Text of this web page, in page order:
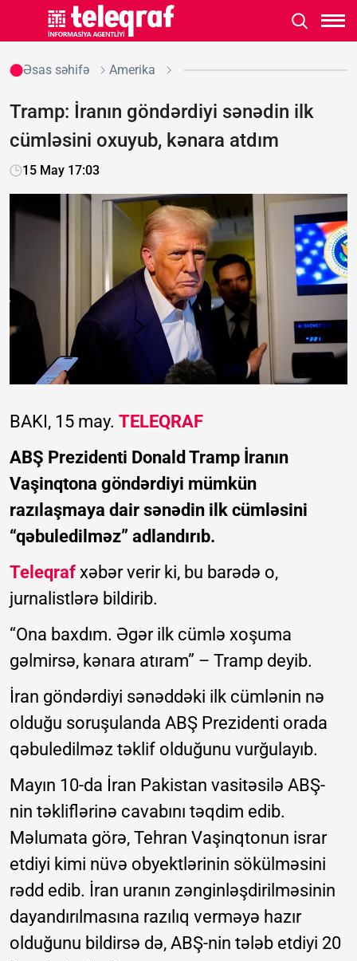
Əsas səhifə Amerika
Tramp: İranın göndərdiyi sənədin ilk
cümləsini oxuyub, kənara atdım
15 May 17:03
BAKI, 15 may. TELEQRAF
ABŞ Prezidenti Donald Tramp İranın
Vaşinqtona göndərdiyi mümkün
razılaşmaya dair sənədin ilk cümləsini
“qəbuledilməz” adlandırıb.
Teleqraf xəbər verir ki, bu barədə o,
jurnalistlərə bildirib.
“Ona baxdım. Əgər ilk cümlə xoşuma
gəlmirsə, kənara atıram” – Tramp deyib.
İran göndərdiyi sənəddəki ilk cümlənin nə
olduğu soruşulanda ABŞ Prezidenti orada
qəbuledilməz təklif olduğunu vurğulayıb.
Mayın 10-da İran Pakistan vasitəsilə ABŞ-
nin təkliflərinə cavabını təqdim edib.
Məlumata görə, Tehran Vaşinqtonun israr
etdiyi kimi nüvə obyektlərinin sökülməsini
rədd edib. İran uranın zənginləşdirilməsinin
dayandırılmasına razılıq verməyə hazır
olduğunu bildirsə də, ABŞ-nin tələb etdiyi 20